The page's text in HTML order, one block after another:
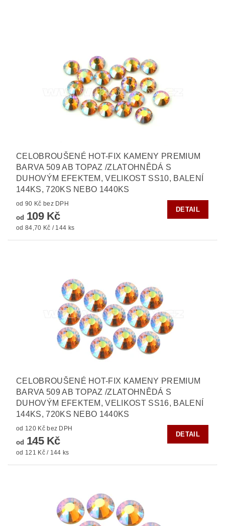
CELOBROUŠENÉ HOT-FIX KAMENY PREMIUM
BARVA 509 AB TOPAZ /ZLATOHNĚDÁ S
DUHOVÝM EFEKTEM, VELIKOST SS10, BALENÍ
144KS, 720KS NEBO 1440KS
od 90 Kč bez DPH
od 109 Kč
od 84,70 Kč / 144 ks
DETAIL
CELOBROUŠENÉ HOT-FIX KAMENY PREMIUM
BARVA 509 AB TOPAZ /ZLATOHNĚDÁ S
DUHOVÝM EFEKTEM, VELIKOST SS16, BALENÍ
144KS, 720KS NEBO 1440KS
od 120 Kč bez DPH
od 145 Kč
od 121 Kč / 144 ks
DETAIL